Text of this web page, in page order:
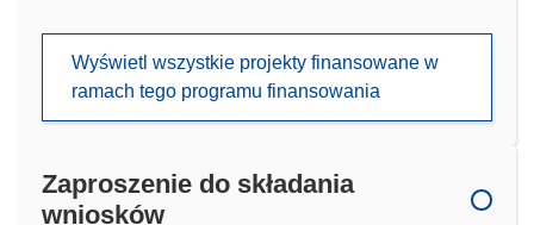
Wyświetl wszystkie projekty finansowane w
ramach tego programu finansowania
Zaproszenie do składania
wniosków